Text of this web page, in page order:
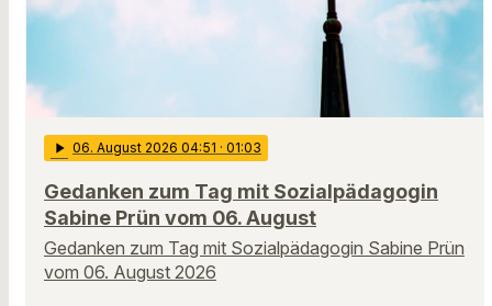
play_arrow 06. August 2026 04:51 · 01:03
Gedanken zum Tag mit Sozialpädagogin
Sabine Prün vom 06. August
Gedanken zum Tag mit Sozialpädagogin Sabine Prün
vom 06. August 2026